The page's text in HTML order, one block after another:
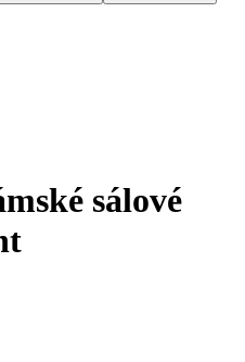
sálové